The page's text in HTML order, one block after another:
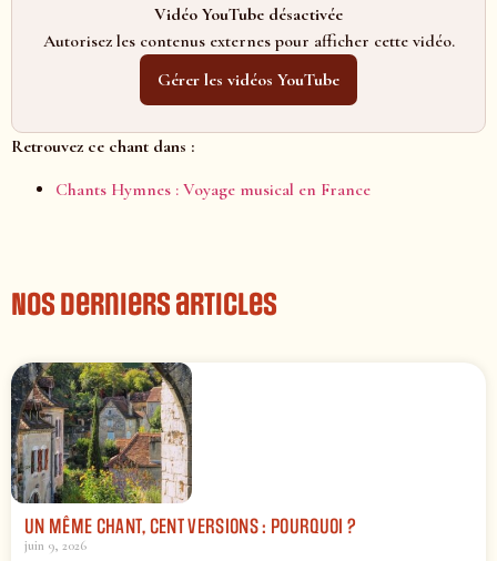
Vidéo YouTube désactivée
Autorisez les contenus externes pour afficher cette vidéo.
Gérer les vidéos YouTube
Retrouvez ce chant dans :
Chants Hymnes : Voyage musical en France
Nos derniers articles
UN MÊME CHANT, CENT VERSIONS : POURQUOI ?
juin 9, 2026